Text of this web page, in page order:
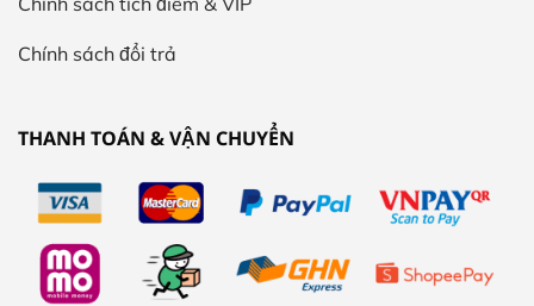
Chính sách đổi trả
THANH TOÁN & VẬN CHUYỂN